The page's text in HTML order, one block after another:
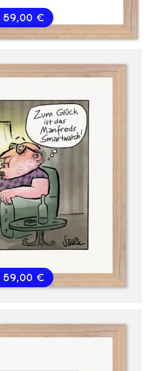
59,00 €
59,00 €